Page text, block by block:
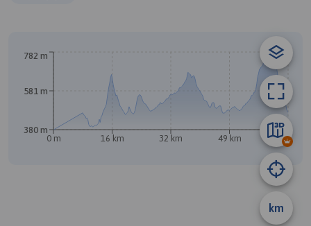
km
0 m 16 km 32 km 49 km 65 km
380 m
581 m
782 m